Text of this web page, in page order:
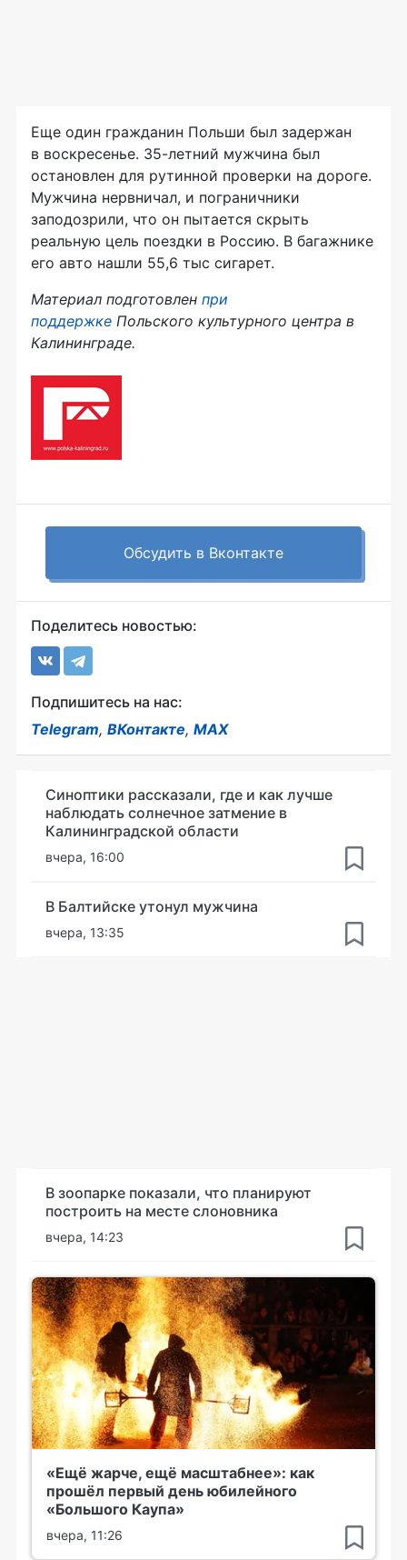
Еще один гражданин Польши был задержан
в воскресенье. 35-летний мужчина был
остановлен для рутинной проверки на дороге.
Мужчина нервничал, и пограничники
заподозрили, что он пытается скрыть
реальную цель поездки в Россию. В багажнике
его авто нашли 55,6 тыс сигарет.
Материал подготовлен при
поддержке Польского культурного центра в
Калининграде.
Обсудить в Вконтакте
Поделитесь новостью:
Подпишитесь на нас:
Telegram, ВКонтакте, MAX
Синоптики рассказали, где и как лучше
наблюдать солнечное затмение в
Калининградской области
вчера, 16:00
В Балтийске утонул мужчина
вчера, 13:35
В зоопарке показали, что планируют
построить на месте слоновника
вчера, 14:23
«Ещё жарче, ещё масштабнее»: как
прошёл первый день юбилейного
«Большого Каупа»
вчера, 11:26